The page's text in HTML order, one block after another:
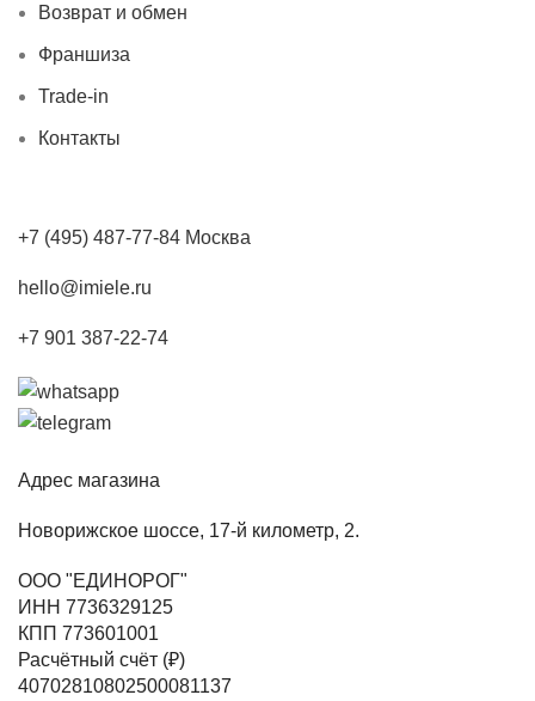
Возврат и обмен
Франшиза
Trade-in
Контакты
+7 (495) 487-77-84 Москва
hello@imiele.ru
+7 901 387-22-74
Адрес магазина
Новорижское шоссе, 17-й километр, 2.
ООО "ЕДИНОРОГ"
ИНН 7736329125
КПП 773601001
Расчётный счёт (₽)
40702810802500081137